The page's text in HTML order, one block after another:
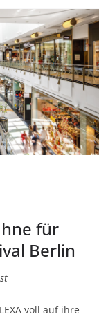
für
Berlin
voll auf ihre